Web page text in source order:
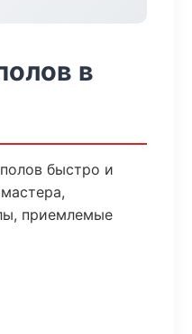
в
быстро и
приемлемые